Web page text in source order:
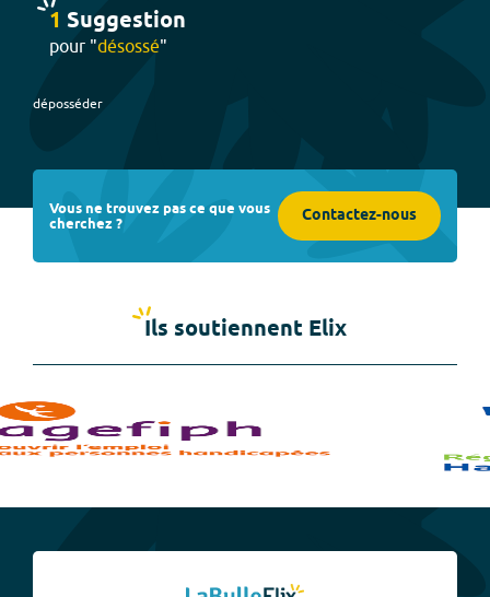
1 Suggestion
pour "désossé"
déposséder
Vous ne trouvez pas ce que vous
cherchez ? Contactez-nous
Ils soutiennent Elix